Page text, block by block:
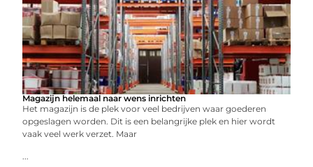
Magazijn helemaal naar wens inrichten
Het magazijn is de plek voor veel bedrijven waar goederen
opgeslagen worden. Dit is een belangrijke plek en hier wordt
vaak veel werk verzet. Maar
...